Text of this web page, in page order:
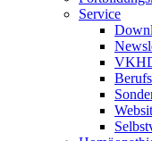
Service